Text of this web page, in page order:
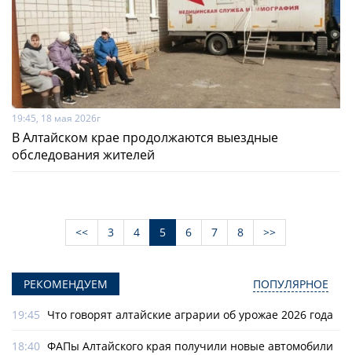
19:45, 18 мая 2026г
В Алтайском крае продолжаются выездные
обследования жителей
<< 3 4 5 6 7 8 >>
РЕКОМЕНДУЕМ ПОПУЛЯРНОЕ
19:45 Что говорят алтайские аграрии об урожае 2026 года
18:40 ФАПы Алтайского края получили новые автомобили